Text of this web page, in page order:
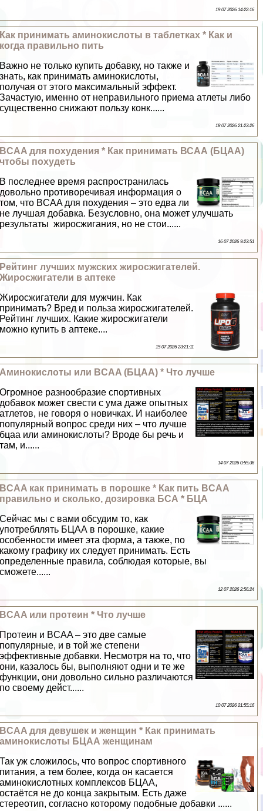
19 07 2026 14:22:16
Как принимать аминокислоты в таблетках * Как и
когда правильно пить
Важно не только купить добавку, но также и
знать, как принимать аминокислоты,
получая от этого максимальный эффект.
Зачастую, именно от неправильного приема атлеты либо
существенно снижают пользу конк......
18 07 2026 21:23:26
BCAA для похудения * Как принимать ВСАА (БЦАА)
чтобы похудеть
В последнее время распространилась
довольно противоречивая информация о
том, что BCAA для похудения – это едва ли
не лучшая добавка. Безусловно, она может улучшать
результаты жиросжигания, но не стои......
16 07 2026 9:23:51
Рейтинг лучших мужских жиросжигателей.
Жиросжигатели в аптеке
Жиросжигатели для мужчин. Как
принимать? Вред и польза жиросжигателей.
Рейтинг лучших. Какие жиросжигатели
можно купить в аптеке....
15 07 2026 23:21:11
Аминокислоты или BCAA (БЦАА) * Что лучше
Огромное разнообразие спортивных
добавок может свести с ума даже опытных
атлетов, не говоря о новичках. И наиболее
популярный вопрос среди них – что лучше
бцаа или аминокислоты? Вроде бы речь и
там, и......
14 07 2026 0:55:36
BCAA как принимать в порошке * Как пить BCAA
правильно и сколько, дозировка БСА * БЦА
Сейчас мы с вами обсудим то, как
употрeбллять БЦАА в порошке, какие
особенности имеет эта форма, а также, по
какому графику их следует принимать. Есть
определенные правила, соблюдая которые, вы
сможете......
12 07 2026 2:56:24
BCAA или протеин * Что лучше
Протеин и BCAA – это две самые
популярные, и в той же степени
эффективные добавки. Несмотря на то, что
они, казалось бы, выполняют одни и те же
функции, они довольно сильно различаются
по своему дейст......
10 07 2026 21:55:16
BCAA для дeвyшек и женщин * Как принимать
аминокислоты БЦАА женщинам
Так уж сложилось, что вопрос спортивного
питания, а тем более, когда он касается
аминокислотных комплексов БЦАА,
остаётся не до конца закрытым. Есть даже
стереотип, согласно которому подобные добавки ......